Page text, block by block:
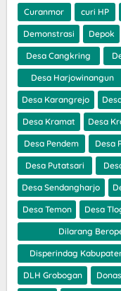
Curanmor curi HP
Demonstrasi Depok
Desa Cangkring
Desa Harjowinangun
Desa Karangrejo
Desa Kramat Desa
Desa Pendem Desa
Desa Putatsari
Desa Sendangharjo
Desa Temon Desa
Dilarang
Disperindag
DLH Grobogan